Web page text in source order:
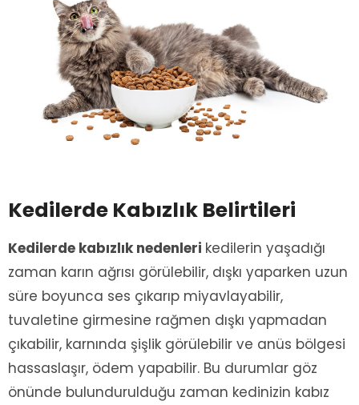
Kedilerde Kabızlık Belirtileri
Kedilerde kabızlık nedenleri kedilerin yaşadığı
zaman karın ağrısı görülebilir, dışkı yaparken uzun
süre boyunca ses çıkarıp miyavlayabilir,
tuvaletine girmesine rağmen dışkı yapmadan
çıkabilir, karnında şişlik görülebilir ve anüs bölgesi
hassaslaşır, ödem yapabilir. Bu durumlar göz
önünde bulundurulduğu zaman kedinizin kabız